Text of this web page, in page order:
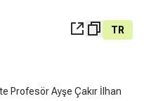
TR
Profesör Ayşe Çakır İlhan